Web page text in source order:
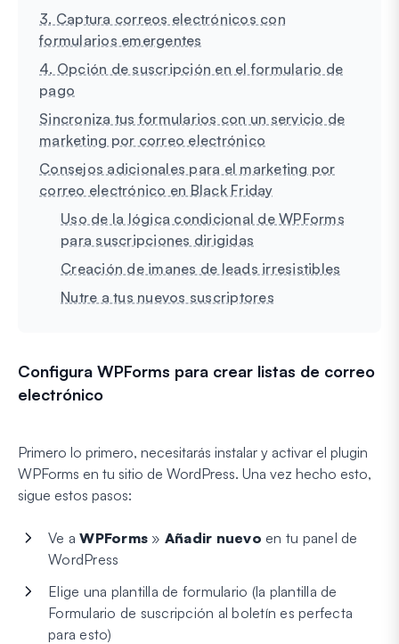
3. Captura correos electrónicos con
formularios emergentes
4. Opción de suscripción en el formulario de
pago
Sincroniza tus formularios con un servicio de
marketing por correo electrónico
Consejos adicionales para el marketing por
correo electrónico en Black Friday
Uso de la lógica condicional de WPForms
para suscripciones dirigidas
Creación de imanes de leads irresistibles
Nutre a tus nuevos suscriptores
Configura WPForms para crear listas de correo
electrónico
Primero lo primero, necesitarás instalar y activar el plugin
WPForms en tu sitio de WordPress. Una vez hecho esto,
sigue estos pasos:
Ve aWPForms » Añadir nuevo en tu panel de
WordPress
Elige una plantilla de formulario (la plantilla de
Formulario de suscripción al boletín es perfecta
para esto)